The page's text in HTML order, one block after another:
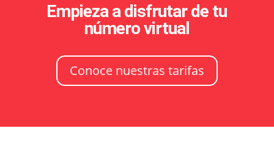
Empieza a disfrutar de tu
número virtual
Conoce nuestras tarifas